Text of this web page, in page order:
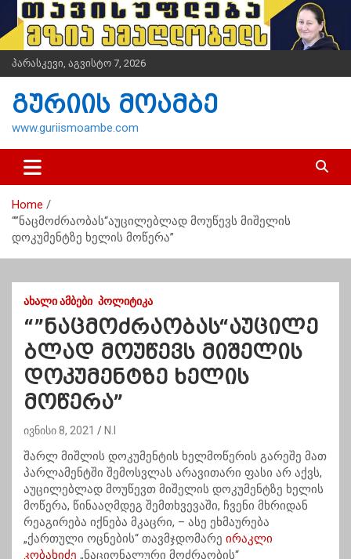
i
t
n
პარასკევი, აგვისტო 7, 2026
გურიის მოამბე
www.guriismoambe.com
Home
“”ნაცმოძრაობას“აუცილებლად მოუწევს მიშელის
დოკუმენტზე ხელის მოწერა”
ᲐᲮᲐᲚᲘ ᲐᲛᲑᲔᲑᲘ ᲞᲝᲚᲘᲢᲘᲙᲐ
“”ნაცმოძრაობას“აუცილე
ბლად მოუწევს მიშელის
დოკუმენტზე ხელის
მოწერა”
ივნისი 8, 2021 N.I
შარლ მიშლის დოკუმენტის ხელმოწერის გარეშე მათ
პარლამენტში შემოსვლას არავითარი ფასი არ აქვს,
აუცილებლად მოუწევთ მიშელის დოკუმენტზე ხელის
მოწერა, წინააღმდეგ შემთხვევაში, ჩვენი მხრიდან
რეაგირება იქნება მკაცრი, – ასე ეხმაურება
„ქართული ოცნების“ თავმჯდომარე ირაკლი
კობახიძე „ნაციონალური მოძრაობის“